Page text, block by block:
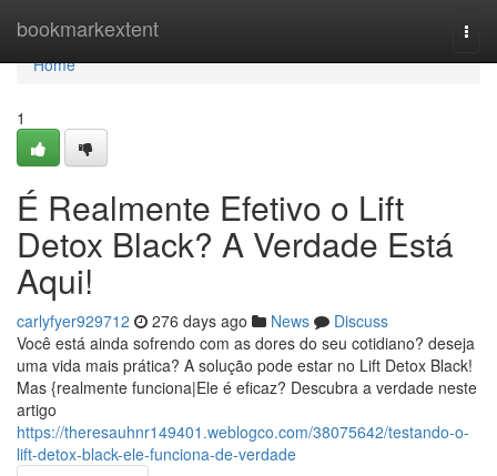
bookmarkextent
Home
Home
1
É Realmente Efetivo o Lift
Detox Black? A Verdade Está
Aqui!
carlyfyer929712 276 days ago News
Discuss
Você está ainda sofrendo com as dores do seu cotidiano? deseja
uma vida mais prática? A solução pode estar no Lift Detox Black!
Mas {realmente funciona|Ele é eficaz? Descubra a verdade neste
artigo
https://theresauhnr149401.weblogco.com/38075642/testando-o-
lift-detox-black-ele-funciona-de-verdade